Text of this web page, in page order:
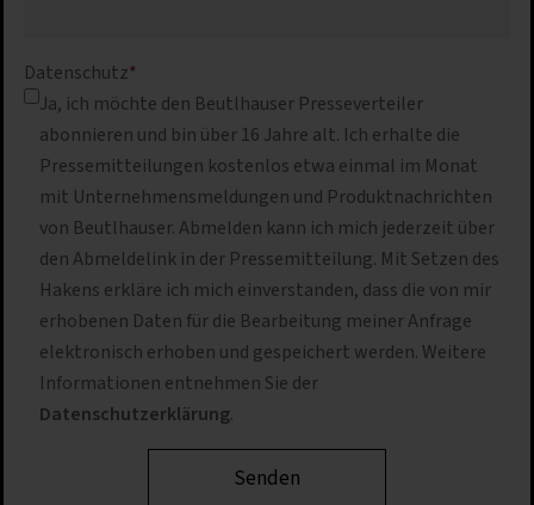
Datenschutz*
Ja, ich möchte den Beutlhauser Presseverteiler
abonnieren und bin über 16 Jahre alt. Ich erhalte die
Pressemitteilungen kostenlos etwa einmal im Monat
mit Unternehmensmeldungen und Produktnachrichten
von Beutlhauser. Abmelden kann ich mich jederzeit über
den Abmeldelink in der Pressemitteilung. Mit Setzen des
Hakens erkläre ich mich einverstanden, dass die von mir
erhobenen Daten für die Bearbeitung meiner Anfrage
elektronisch erhoben und gespeichert werden. Weitere
Informationen entnehmen Sie der
Datenschutzerklärung.